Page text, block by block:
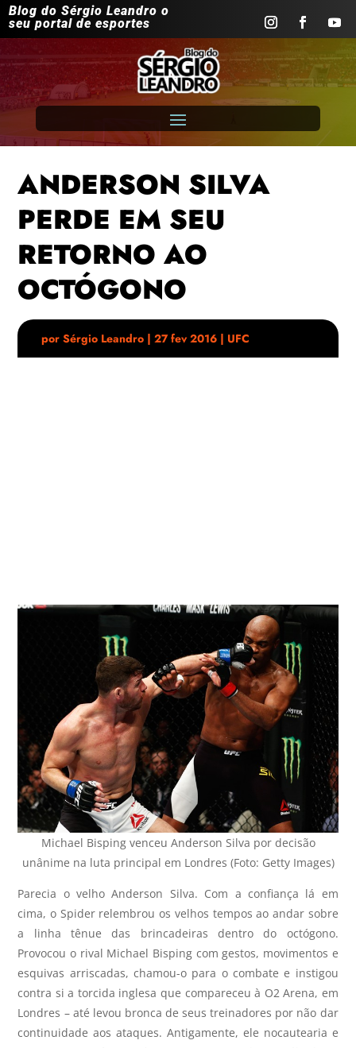
Blog do Sérgio Leandro o
seu portal de esportes
ANDERSON SILVA
PERDE EM SEU
RETORNO AO
OCTÓGONO
porSérgio Leandro |27 fev 2016 | UFC
Michael Bisping venceu Anderson Silva por decisão
unânime na luta principal em Londres (Foto: Getty Images)
Parecia o velho Anderson Silva. Com a confiança lá em
cima, o Spider relembrou os velhos tempos ao andar sobre
a linha tênue das brincadeiras dentro do octógono.
Provocou o rival Michael Bisping com gestos, movimentos e
esquivas arriscadas, chamou-o para o combate e instigou
contra si a torcida inglesa que compareceu à O2 Arena, em
Londres – até levou bronca de seus treinadores por não dar
continuidade aos ataques. Antigamente, ele nocautearia e